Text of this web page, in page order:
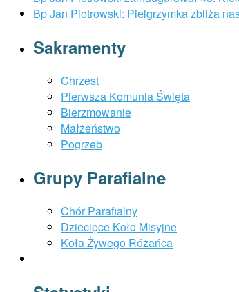
Bp Jan Piotrowski: Pielgrzymka zbliża
Sakramenty
Chrzest
Pierwsza Komunia Święta
Bierzmowanie
Małżeństwo
Pogrzeb
Grupy Parafialne
Chór Parafialny
Dziecięce Koło Misyjne
Koła Żywego Różańca